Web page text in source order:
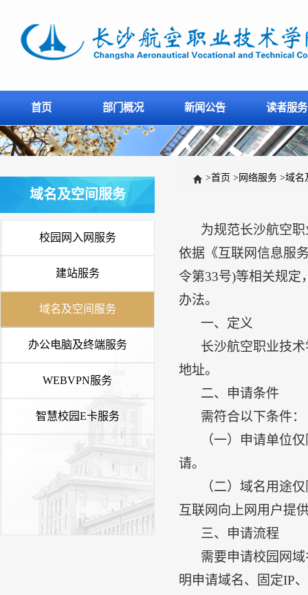
首页 部门概况 新闻公告 读者服务
>首页 >网络服务 >域名
为规范长沙航空
依据《互联网信息服
令第33号)等相关规定
办法。
一、定义
长沙航空职业技
地址。
二、申请条件
需符合以下条件：
（一）申请单位
请。
（二）域名用途
互联网向上网用户提
三、申请流程
需要申请校园网
明申请域名、固定IP
域名及空间服务
校园网入网服务
建站服务
域名及空间服务
办公电脑及终端服务
WEBVPN服务
智慧校园E卡服务